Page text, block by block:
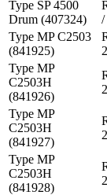
Type SP 4500
Drum (407324)
/
Type MP C2503
(841925)
Type MP
C2503H
(841926)
Type MP
C2503H
(841927)
Type MP
C2503H
(841928)